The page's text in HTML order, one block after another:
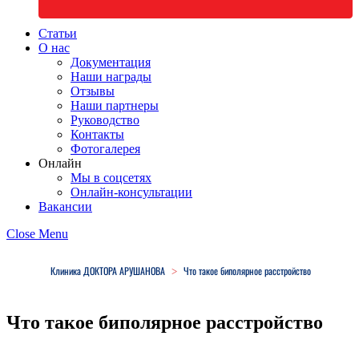
Статьи
О нас
Документация
Наши награды
Отзывы
Наши партнеры
Руководство
Контакты
Фотогалерея
Онлайн
Мы в соцсетях
Онлайн-консультации
Вакансии
Close Menu
Клиника ДОКТОРА АРУШАНОВА > Что такое биполярное расстройство
Что такое биполярное расстройство